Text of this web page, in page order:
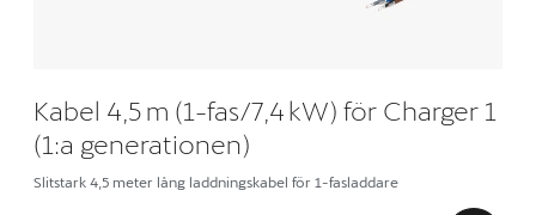
Kabel 4,5 m (1-fas/7,4 kW) för Charger 1
(1:a generationen)
Slitstark 4,5 meter lång laddningskabel för 1-fasladdare